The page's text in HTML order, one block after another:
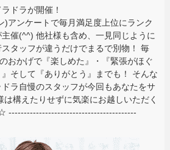
ドラが開催！
)アンケートで毎月満足度上位にランク
催(^^) 他社様も含め、一見同じように
タッフが違うだけでまるで別物！ 毎
おかげで『楽しめた』・『緊張がほぐ
そして『ありがとう』までも！ そんな
ラ自慢のスタッフが今回もあなたをサ
構えたりせずに気楽にお越しいただく
------------------------------------------